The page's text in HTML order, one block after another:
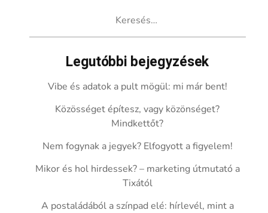
Legutóbbi bejegyzések
Vibe és adatok a pult mögül: mi már bent!
Közösséget építesz, vagy közönséget?
Mindkettőt?
Nem fogynak a jegyek? Elfogyott a figyelem!
Mikor és hol hirdessek? – marketing útmutató a
Tixától
A postaládából a színpad elé: hírlevél, mint a